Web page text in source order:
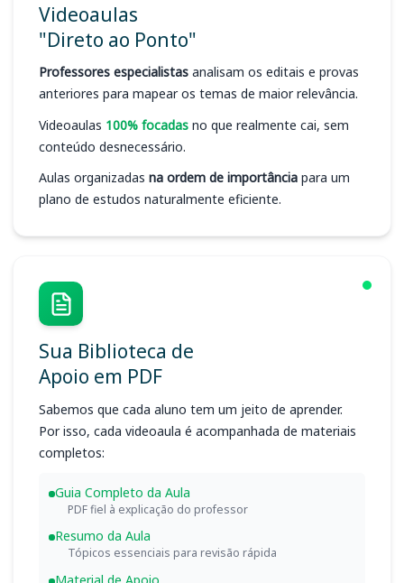
Videoaulas
"Direto ao Ponto"
Professores especialistas analisam os editais e provas
anteriores para mapear os temas de maior relevância.
Videoaulas 100% focadas no que realmente cai, sem
conteúdo desnecessário.
Aulas organizadas na ordem de importância para um
plano de estudos naturalmente eficiente.
Sua Biblioteca de
Apoio em PDF
Sabemos que cada aluno tem um jeito de aprender.
Por isso, cada videoaula é acompanhada de materiais
completos:
Guia Completo da Aula
PDF fiel à explicação do professor
Resumo da Aula
Tópicos essenciais para revisão rápida